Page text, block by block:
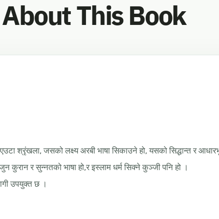
About This Book
श्रृंखला, जसको लक्ष्य अरबी भाषा सिकाउने हो, यसको सिद्धान्त र
कुरान र सुन्नतको भाषा हो,र इस्लाम धर्म सिक्ने कुञ्जी पनि हो ।
उपयुक्त छ ।